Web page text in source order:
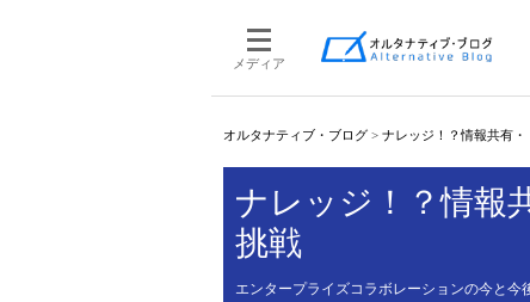
メディア
オルタナティブ・ブログ > ナレッジ！？情報共有
ナレッジ！？情報
挑戦
エンタープライズコラボレーションの今と今